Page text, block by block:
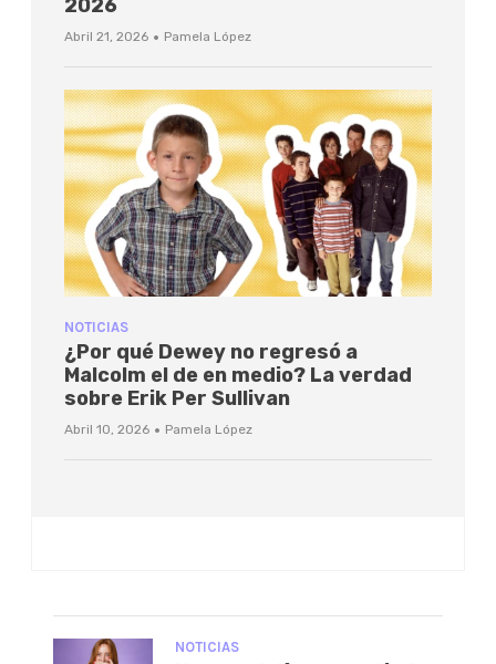
2026
Abril 21, 2026 · Pamela López
NOTICIAS
¿Por qué Dewey no regresó a
Malcolm el de en medio? La verdad
sobre Erik Per Sullivan
Abril 10, 2026 · Pamela López
NOTICIAS